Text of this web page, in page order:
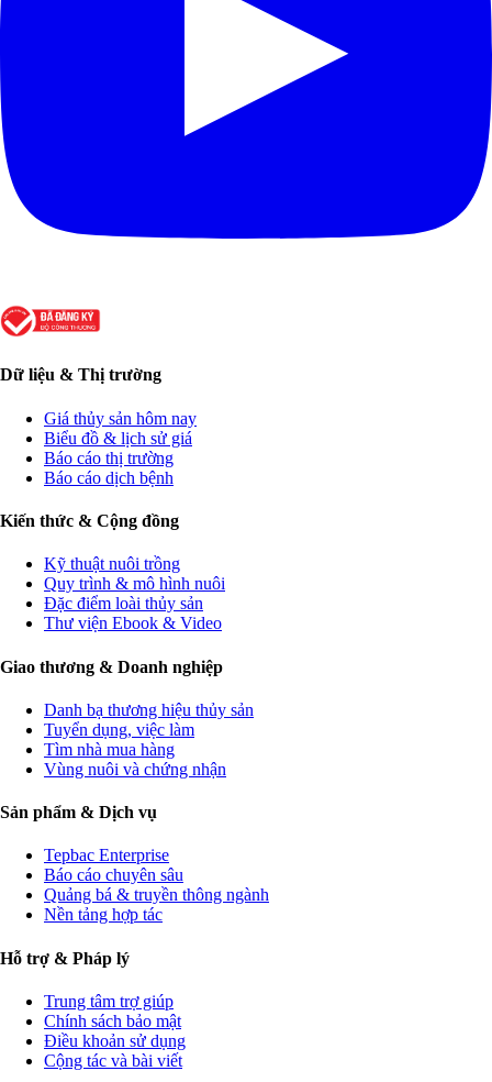
Dữ liệu & Thị trường
Giá thủy sản hôm nay
Biểu đồ & lịch sử giá
Báo cáo thị trường
Báo cáo dịch bệnh
Kiến thức & Cộng đồng
Kỹ thuật nuôi trồng
Quy trình & mô hình nuôi
Đặc điểm loài thủy sản
Thư viện Ebook & Video
Giao thương & Doanh nghiệp
Danh bạ thương hiệu thủy sản
Tuyển dụng, việc làm
Tìm nhà mua hàng
Vùng nuôi và chứng nhận
Sản phẩm & Dịch vụ
Tepbac Enterprise
Báo cáo chuyên sâu
Quảng bá & truyền thông ngành
Nền tảng hợp tác
Hỗ trợ & Pháp lý
Trung tâm trợ giúp
Chính sách bảo mật
Điều khoản sử dụng
Cộng tác và bài viết